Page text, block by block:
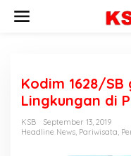
Kodim 1628/
Lingkungan di
KSB
September 13, 2019
Headline News, Pariwisata,